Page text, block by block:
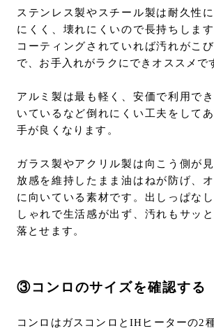
ステンレス製やスチール製は耐久性
にくく、壊れにくいので長持ちしま
コーティングされていれば汚れがこ
で、お手入れがラクにできオススメで
アルミ製は最も軽く、安価で利用で
いているなど倒れにくい工夫をして
手が良くなります。
ガラス製やアクリル製は向こう側が
放感を維持したまま油はねが防げ、
に向いている素材です。出しっぱな
しゃれで生活感が出ず、汚れもサッ
落とせます。
③コンロのサイズを確認する
コンロはガスコンロとIHヒーターの2